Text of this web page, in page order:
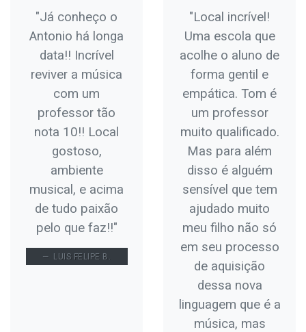
"Já conheço o
Antonio há longa
data!! Incrível
reviver a música
com um
professor tão
nota 10!! Local
gostoso,
ambiente
musical, e acima
de tudo paixão
pelo que faz!!"
LUIS FELIPE B.
"Local incrível!
Uma escola que
acolhe o aluno de
forma gentil e
empática. Tom é
um professor
muito qualificado.
Mas para além
disso é alguém
sensível que tem
ajudado muito
meu filho não só
em seu processo
de aquisição
dessa nova
linguagem que é a
música, mas